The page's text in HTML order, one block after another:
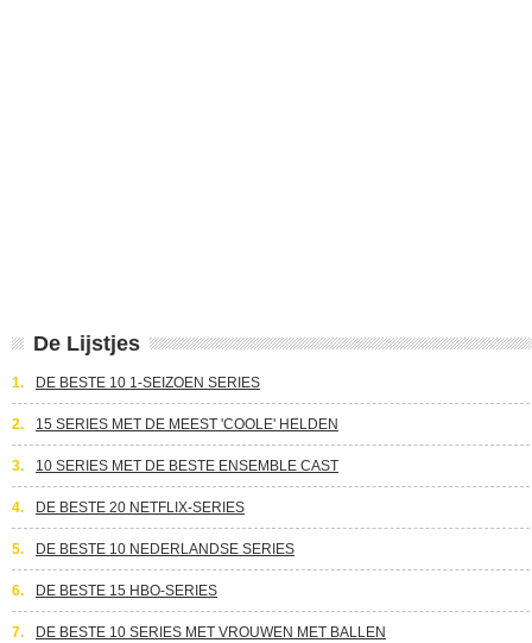
De Lijstjes
1. DE BESTE 10 1-SEIZOEN SERIES
2. 15 SERIES MET DE MEEST 'COOLE' HELDEN
3. 10 SERIES MET DE BESTE ENSEMBLE CAST
4. DE BESTE 20 NETFLIX-SERIES
5. DE BESTE 10 NEDERLANDSE SERIES
6. DE BESTE 15 HBO-SERIES
7. DE BESTE 10 SERIES MET VROUWEN MET BALLEN